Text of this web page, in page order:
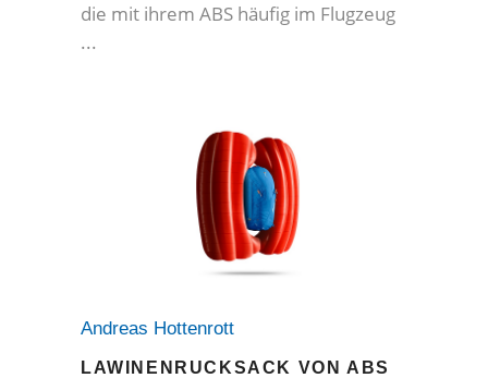
die mit ihrem ABS häufig im Flugzeug
Andreas Hottenrott
LAWINENRUCKSACK VON ABS